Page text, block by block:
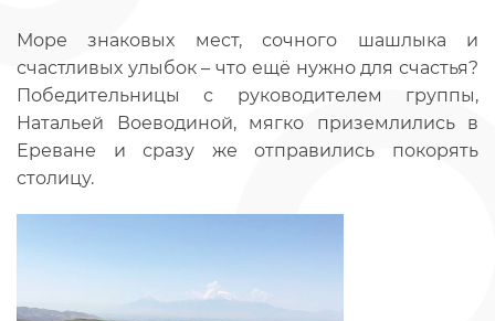
Море знаковых мест, сочного шашлыка и
счастливых улыбок – что ещё нужно для счастья?
Победительницы с руководителем группы,
Натальей Воеводиной, мягко приземлились в
Ереване и сразу же отправились покорять
столицу.